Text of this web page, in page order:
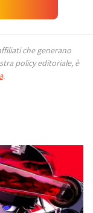
che generano
policy editoriale, è
.